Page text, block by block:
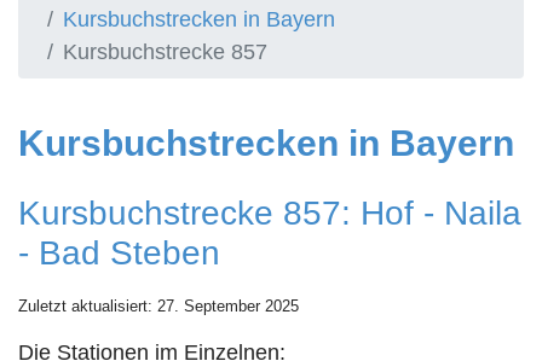
Kursbuchstrecken in Bayern
Kursbuchstrecke 857
Kursbuchstrecken in Bayern
Kursbuchstrecke 857: Hof - Naila
- Bad Steben
Zuletzt aktualisiert: 27. September 2025
Die Stationen im Einzelnen: